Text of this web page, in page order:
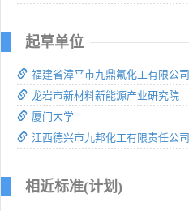
起草单位
福建省漳平市九鼎氟化工有限公司
龙岩市新材料新能源产业研究院
厦门大学
江西德兴市九邦化工有限责任公司
相近标准(计划)